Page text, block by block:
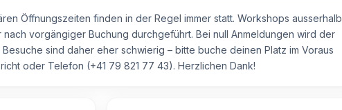
Öffnungszeiten finden in der Regel immer statt. Workshops ausserhalb
vorgängiger Buchung durchgeführt. Bei null Anmeldungen wird der
sind daher eher schwierig – bitte buche deinen Platz im Voraus
oder Telefon (+41 79 821 77 43). Herzlichen Dank!